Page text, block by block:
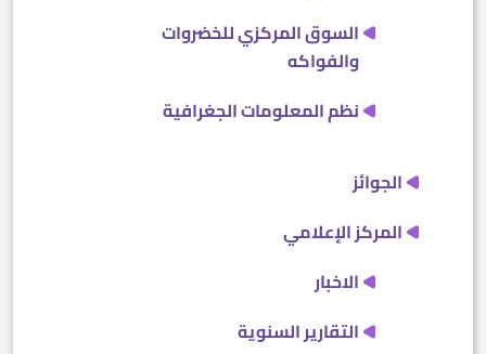
السوق المركزي للخضروات
والفواكه
نظم المعلومات الجغرافية
الجوائز
المركز الإعلامي
الاخبار
التقارير السنوية